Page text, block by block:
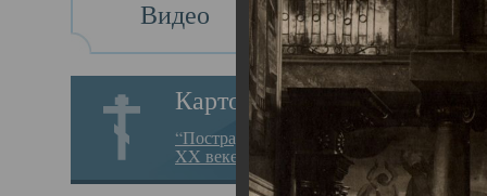
Видео
Картотека
“Пострадавшие за веру в
XX веке на Севере”